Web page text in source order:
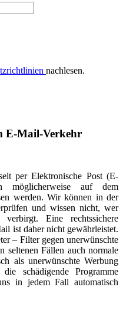
nachlesen.
E-Mail-Verkehr
per Elektronische Post (E-
auf dem
werden. Wir können in der
und wissen nicht, wer
Eine rechtssichere
ist daher nicht gewährleistet.
– Filter gegen unerwünschte
seltenen Fällen auch normale
als unerwünschte Werbung
schädigende Programme
in jedem Fall automatisch